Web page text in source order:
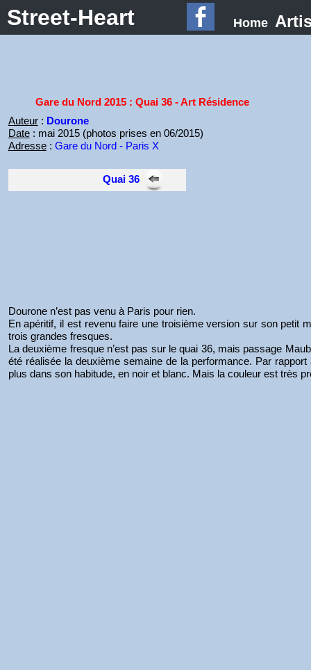
Street-Heart Home
Gare du Nord 2015 : Quai 36 - Art Résidence
Auteur: Dourone
Date: mai 2015 (photos prises en 06/2015)
Adresse: Gare du Nord - Paris X
Quai 36
Dourone n’est pas venu à Paris pour rien.
En apéritif, il est revenu faire une troisième version sur son petit
trois grandes fresques.
La deuxième fresque n’est pas sur le quai 36, mais passage
été réalisée la deuxième semaine de la performance. Par
plus dans son habitude, en noir et blanc. Mais la couleur est très